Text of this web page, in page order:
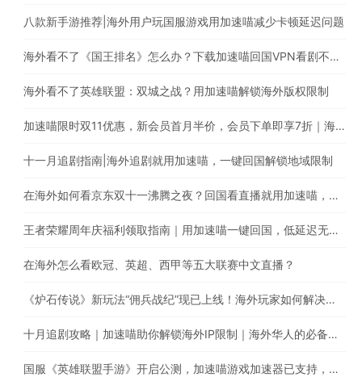
八款新手游推荐|海外用户玩国服游戏用加速喵减少卡顿延迟问题
海外看不了《国王排名》怎么办？下载加速喵回国VPN看剧不受限
海外看不了英雄联盟：双城之战？用加速喵解锁海外版权限制
加速喵限时双11优惠，新会员首月半价，会员下单即享7折｜海外华人必备的回国游戏加速器
十一月追剧指南|海外追剧就用加速喵，一键回国解锁地域限制
在海外如何看京东双十一沸腾之夜？回国看直播就用加速喵，一键解锁海外版权限制
王者荣耀周年庆福利领取指南｜用加速喵一键回国，低延迟无卡顿，加速国服游戏的最佳选择
在海外怎么看欧冠、英超、西甲等五大联赛中文直播？
《炉石传说》新玩法“佣兵战纪”现已上线！海外玩家如何解决延迟卡顿、丢包等问题
十月追剧攻略｜加速喵助你解锁海外IP限制｜海外华人的必备回国加速器
国服《英雄联盟手游》开启公测，加速喵游戏加速器已支持，用加速喵一键回国加速国服游戏